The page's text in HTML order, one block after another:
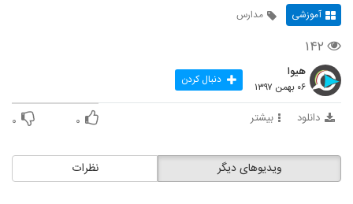
آموزشی مدارس
۱۴۲
هیوا
۰۶ بهمن ۱۳۹۷ دنبال کردن
دانلود بیشتر ۰ ۰
نظرات ویدیوهای دیگر